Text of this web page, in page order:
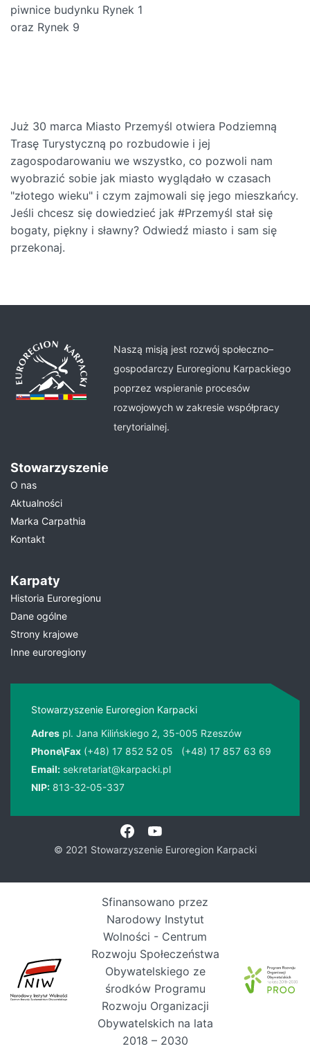
piwnice budynku Rynek 1
oraz Rynek 9
Już 30 marca Miasto Przemyśl otwiera Podziemną
Trasę Turystyczną po rozbudowie i jej
zagospodarowaniu we wszystko, co pozwoli nam
wyobrazić sobie jak miasto wyglądało w czasach
"złotego wieku" i czym zajmowali się jego mieszkańcy.
Jeśli chcesz się dowiedzieć jak #Przemyśl stał się
bogaty, piękny i sławny? Odwiedź miasto i sam się
przekonaj.
Naszą misją jest rozwój społeczno–
gospodarczy Euroregionu Karpackiego
poprzez wspieranie procesów
rozwojowych w zakresie współpracy
terytorialnej.
Stowarzyszenie
O nas
Aktualności
Marka Carpathia
Kontakt
Karpaty
Historia Euroregionu
Dane ogólne
Strony krajowe
Inne euroregiony
Stowarzyszenie Euroregion Karpacki
Adres pl. Jana Kilińskiego 2, 35-005 Rzeszów
Phone\Fax (+48) 17 852 52 05
(+48) 17 857 63 69
Email: sekretariat@karpacki.pl
NIP: 813-32-05-337
© 2021 Stowarzyszenie Euroregion Karpacki
Sfinansowano przez
Narodowy Instytut
Wolności - Centrum
Rozwoju Społeczeństwa
Obywatelskiego ze
środków Programu
Rozwoju Organizacji
Obywatelskich na lata
2018 – 2030